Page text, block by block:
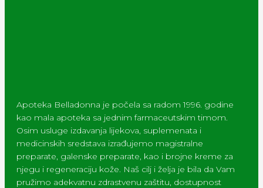
Apoteka Belladonna je počela sa radom 1996. godine
kao mala apoteka sa jednim farmaceutskim timom.
Osim usluge izdavanja lijekova, suplemenata i
medicinskih sredstava izrađujemo magistralne
preparate, galenske preparate, kao i brojne kreme za
njegu i regeneraciju kože. Naš cilj i želja je bila da Vam
pružimo adekvatnu zdrastvenu zaštitu, dostupnost